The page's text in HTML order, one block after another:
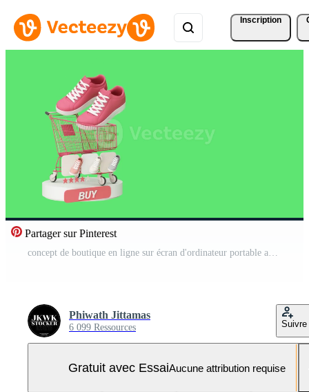
Inscription
Partager sur Pinterest
concept de boutique en ligne sur écran d'ordinateur portable avec auvent rayé et baskets de chaussures couleur pastel à l'écran avec icône d'achat et examen des commentaires. fond d'écran vert rendu 3d réaliste Vidéo Pro
Phiwath Jittamas
6 099 Ressources Suivre
Gratuit avec EssaiAucune attribution requise